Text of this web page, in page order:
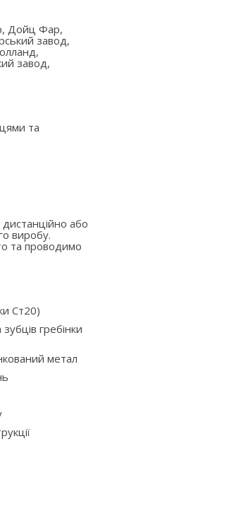
Дойц Фар,
завод,
завод,
та
або
виробу.
та проводимо
Ст20)
гребінки
метал